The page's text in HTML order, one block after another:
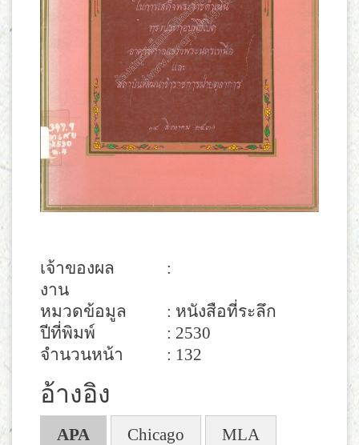
เจ้าของผล
งาน
:
หมวดข้อมูล
: หนังสือที่ระลึก
ปีที่พิมพ์
: 2530
จำนวนหน้า
: 132
อ้างอิง
APA Chicago MLA